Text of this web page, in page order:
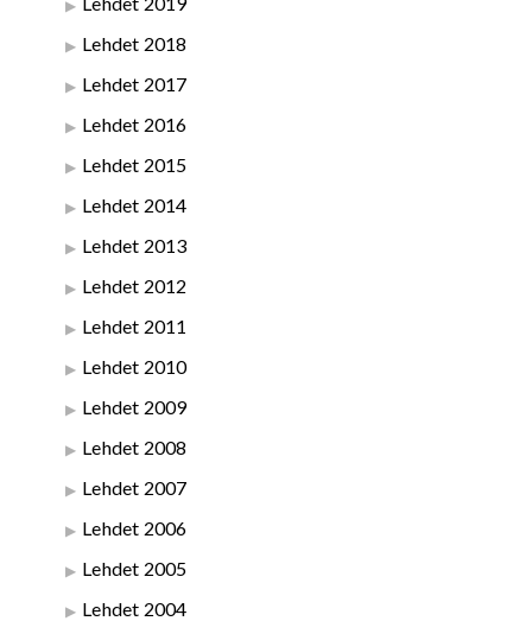
Lehdet 2018
Lehdet 2017
Lehdet 2016
Lehdet 2015
Lehdet 2014
Lehdet 2013
Lehdet 2012
Lehdet 2011
Lehdet 2010
Lehdet 2009
Lehdet 2008
Lehdet 2007
Lehdet 2006
Lehdet 2005
Lehdet 2004